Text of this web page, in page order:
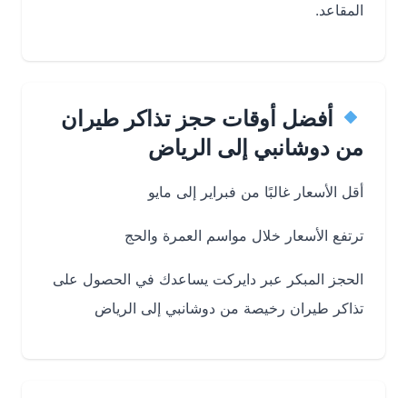
المقاعد.
أفضل أوقات حجز تذاكر طيران
من دوشانبي إلى الرياض
أقل الأسعار غالبًا من فبراير إلى مايو
ترتفع الأسعار خلال مواسم العمرة والحج
الحجز المبكر عبر دايركت يساعدك في الحصول على
تذاكر طيران رخيصة من دوشانبي إلى الرياض